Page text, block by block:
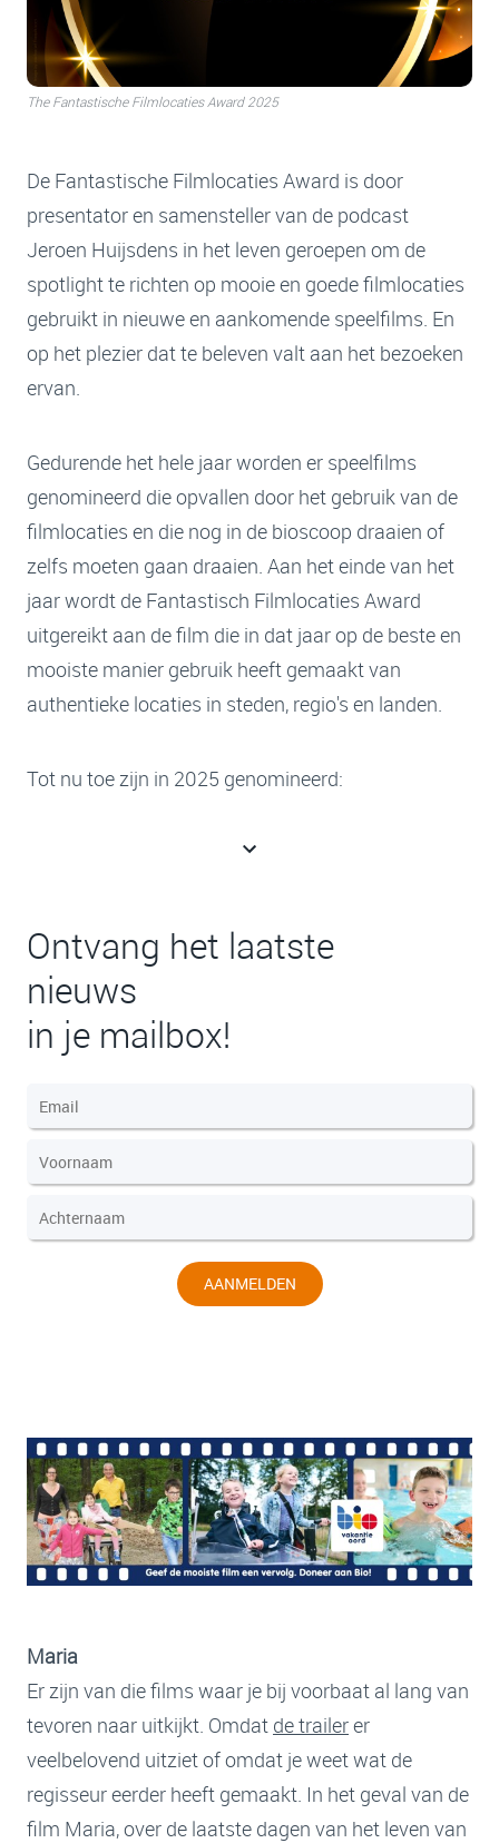
The Fantastische Filmlocaties Award 2025
De Fantastische Filmlocaties Award is door
presentator en samensteller van de podcast
Jeroen Huijsdens in het leven geroepen om de
spotlight te richten op mooie en goede filmlocaties
gebruikt in nieuwe en aankomende speelfilms. En
op het plezier dat te beleven valt aan het bezoeken
ervan.
Gedurende het hele jaar worden er speelfilms
genomineerd die opvallen door het gebruik van de
filmlocaties en die nog in de bioscoop draaien of
zelfs moeten gaan draaien. Aan het einde van het
jaar wordt de Fantastisch Filmlocaties Award
uitgereikt aan de film die in dat jaar op de beste en
mooiste manier gebruik heeft gemaakt van
authentieke locaties in steden, regio's en landen.
Tot nu toe zijn in 2025 genomineerd:
Ontvang het laatste
nieuws
in je mailbox!
AANMELDEN
Maria
Er zijn van die films waar je bij voorbaat al lang van
tevoren naar uitkijkt. Omdat de trailerer
veelbelovend uitziet of omdat je weet wat de
regisseur eerder heeft gemaakt. In het geval van de
film Maria, over de laatste dagen van het leven van